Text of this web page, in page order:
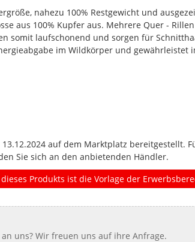
nahezu 100% Restgewicht und
aus 100% Kupfer aus. Mehrere Quer -
somit laufschonend und sorgen für
im Wildkörper und gewährleistet
auf dem Marktplatz bereitgestellt.
Sie sich an den anbietenden Händler.
Produkts ist die Vorlage der
uns? Wir freuen uns auf ihre Anfrage.